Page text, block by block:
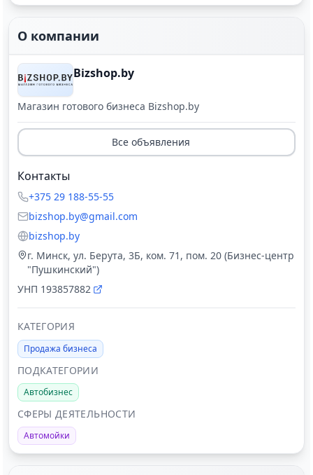
О компании
Bizshop.by
Магазин готового бизнеса Bizshop.by
Все объявления
Контакты
+375 29 188-55-55
bizshop.by@gmail.com
bizshop.by
г. Минск, ул. Берута, 3Б, ком. 71, пом. 20 (Бизнес-центр
"Пушкинский")
УНП 193857882
КАТЕГОРИЯ
Продажа бизнеса
ПОДКАТЕГОРИИ
Автобизнес
СФЕРЫ ДЕЯТЕЛЬНОСТИ
Автомойки